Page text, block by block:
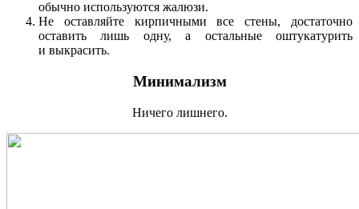
обычно используются жалюзи.
Не оставляйте кирпичными все стены, достаточно
оставить лишь одну, а остальные оштукатурить
и выкрасить.
Минимализм
Ничего лишнего.